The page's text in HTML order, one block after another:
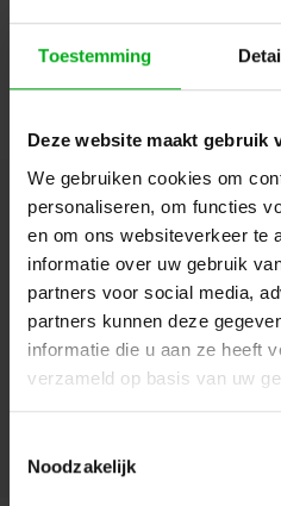
Toestemming
Deze website maakt gebruik
We gebruiken cookies om
personaliseren, om functies
en om ons websiteverkeer te
informatie over uw gebruik
partners voor social media,
partners kunnen deze
informatie die u aan ze heeft
verzameld op basis van uw
Noodzakelijk
Doorgaan
Beschrijving en
FAQ en reviews
Hulp of advies
je klaar!